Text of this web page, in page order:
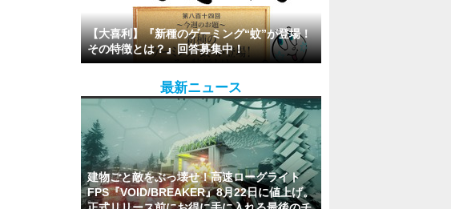
【大喜利】『新種のゲーミング“蚊”が登場！
その特徴とは？』回答募集中！
最新ニュース
建物ごと敵をぶっ壊せ！高速ローグライト
FPS『VOID/BREAKER』8月22日に値上げ。